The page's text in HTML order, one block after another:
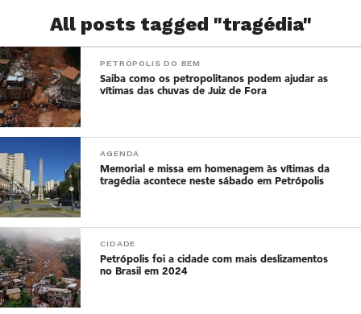
All posts tagged "tragédia"
PETRÓPOLIS DO BEM
Saiba como os petropolitanos podem ajudar as
vítimas das chuvas de Juiz de Fora
AGENDA
Memorial e missa em homenagem às vítimas da
tragédia acontece neste sábado em Petrópolis
CIDADE
Petrópolis foi a cidade com mais deslizamentos
no Brasil em 2024